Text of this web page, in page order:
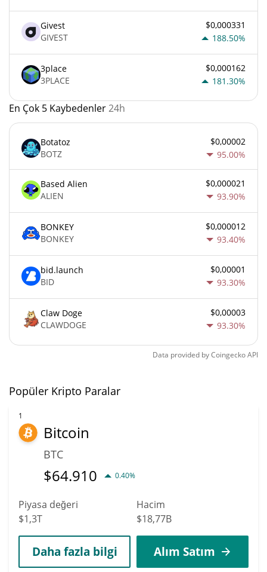
Givest
GIVEST
$0,000331
188.50%
3place
3PLACE
$0,000162
181.30%
En Çok 5 Kaybedenler24h
Botatoz
BOTZ
$0,00002
95.00%
Based Alien
ALIEN
$0,000021
93.90%
BONKEY
BONKEY
$0,000012
93.40%
bid.launch
BID
$0,00001
93.30%
Claw Doge
CLAWDOGE
$0,00003
93.30%
Data provided byCoingeckoAPI
Popüler Kripto Paralar
1
Bitcoin
BTC
$64.910 0.40%
Piyasa değeri
$1,3T
Hacim
$18,77B
Daha fazla bilgi Alım Satım